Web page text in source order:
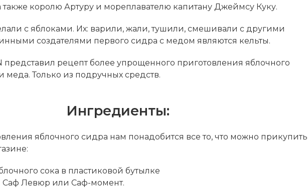
королю Артуру и мореплавателю капитану Джеймсу Куку.
с яблоками. Их: варили, жали, тушили, смешивали с другими
создателями первого сидра с медом являются кельты.
представил рецепт более упрощенного приготовления яблочного
меда. Только из подручных средств.
Ингредиенты:
яблочного сидра нам понадобится все то, что можно прикупить
сока в пластиковой бутылке
Левюр или Саф-момент.